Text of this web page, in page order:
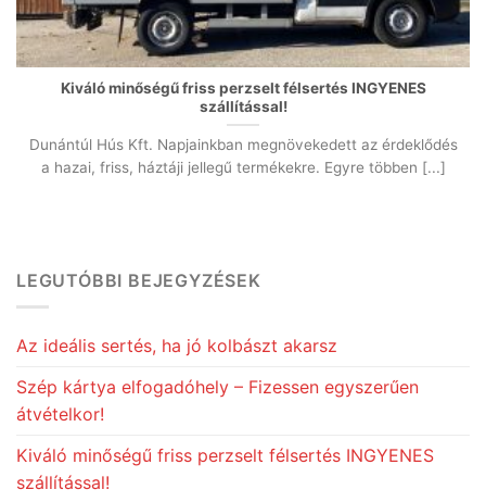
Kiváló minőségű friss perzselt félsertés INGYENES
szállítással!
Dunántúl Hús Kft. Napjainkban megnövekedett az érdeklődés
a hazai, friss, háztáji jellegű termékekre. Egyre többen [...]
LEGUTÓBBI BEJEGYZÉSEK
Az ideális sertés, ha jó kolbászt akarsz
Szép kártya elfogadóhely – Fizessen egyszerűen
átvételkor!
Kiváló minőségű friss perzselt félsertés INGYENES
szállítással!